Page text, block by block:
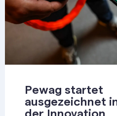
Pewag startet
ausgezeichnet